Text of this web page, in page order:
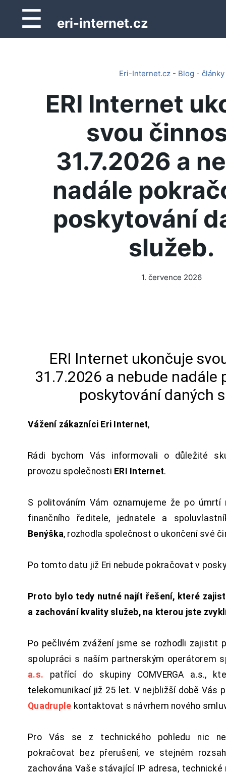
☰ eri-internet.cz
Eri-Internet.cz - Blog - články
ERI Internet
svou
31.7.2026 a
nadále
poskytování
služeb.
1. července 2026
ERI Internet ukončuje
31.7.2026 a nebude nadále
poskytování daných
Vážení zákazníci Eri Internet,
Rádi bychom Vás informovali o důležité
provozu společnosti ERI Internet.
S politováním Vám oznamujeme že po úmrtí
finančního ředitele, jednatele a
Benýška, rozhodla společnost o ukončení své
Po tomto datu již Eri nebude pokračovat v
Proto bylo tedy nutné najít řešení, které
a zachování kvality služeb, na kterou jste
Po pečlivém zvážení jsme se rozhodli zajistit
spolupráci s naším partnerským operátorem
a.s. patřící do skupiny COMVERGA a.s.,
telekomunikací již 25 let. V nejbližší době Vás
Quadruple kontaktovat s návrhem nového
Pro Vás se z technického pohledu nic
pokračovat bez přerušení, ve stejném
zachována Vaše stávající IP adresa, technické